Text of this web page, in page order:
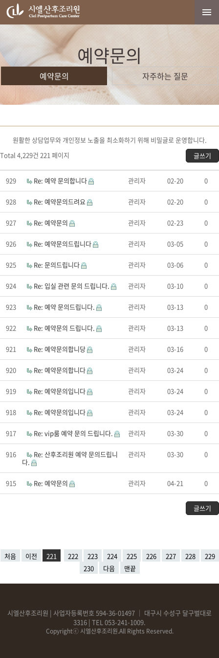
예약문의
예약문의 자주하는 질문
원활한 상담업무와 개인정보 노출을 최소화하기 위해 비밀글로 운영합니다.
Total 4,229건 221 페이지 글쓰기
929 Re: 예약 문의합니다 관리자 02-20 0
928 Re: 예약문의드려요 관리자 02-20 0
927 Re: 예약문의 관리자 02-23 0
926 Re: 예약문의드립니다 관리자 03-05 0
925 Re: 문의드립니다 관리자 03-06 0
924 Re: 입실 관련 문의 드립니다. 관리자 03-10 0
923 Re: 예약 문의드립니다. 관리자 03-13 0
922 Re: 예약문의 드립니다. 관리자 03-13 0
921 Re: 예약문의합니당 관리자 03-16 0
920 Re: 예약문의합니다 관리자 03-24 0
919 Re: 예약문의입니다 관리자 03-24 0
918 Re: 예약문의입니다 관리자 03-24 0
917 Re: vip룸 예약 문의 드립니다. 관리자 03-30 0
916
Re: 산후조리원 예약 문의드립니
다.
관리자 03-30 0
915 Re: 예약문의 관리자 04-21 0
글쓰기
처음 이전 221 222 223 224 225 226 227 228
229
230
다음 맨끝
시엘산후조리원 | 사업자등록번호 594-36-01497 │ 대구시 수성구 달구벌대로
3316 | TEL 053-241-1009.
Copyrightⓒ 시엘산후조리원.All Rights Reserved.